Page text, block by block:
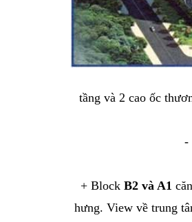
tầng và 2 cao ốc
-
+ Block B2 và A1
hưng. View về trung